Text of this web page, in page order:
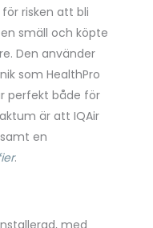
risken att bli
smäll och köpte
Den använder
som HealthPro
perfekt både för
är att IQAir
en
.
med